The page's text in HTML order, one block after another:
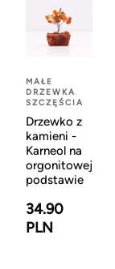
MAŁE
DRZEWKA
SZCZĘŚCIA
Drzewko z
kamieni -
Karneol na
orgonitowej
podstawie
34.90
PLN